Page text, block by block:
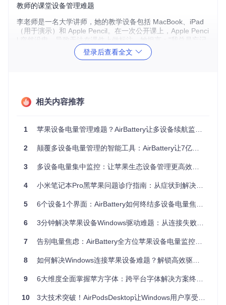
教师的课堂设备管理难题
李老师是一名大学讲师，她的教学设备包括 MacBook、iPad
（用于演示）和 Apple Pencil。在一次公开课上，Apple Penci
l 突然没电，导致无法在课件上做标注。她坦言："我总是忘记
检查这些辅助设备的电量，它们不像手机那样频繁提醒。"
的 MacBook 电量耗尽，无法现场查看 RAW 格式照片，不得
不提前结束拍摄。"如果当时能在一个屏幕上看到所有设备电
似"设备神经中枢"的系统，将分散的电量信息整合为统一的可
的全流程管理。
设备感知层
蓝牙低功耗（BLE）实时监测
本地网络设备发现机制
支持 iDevice 专用协议
第三方配件电量读取
电量数据聚合
登录后查看全文
相关内容推荐
1 苹果设备电量管理难题？AirBattery让多设备续航监控一步到位
2 颠覆多设备电量管理的智能工具：AirBattery让7亿苹果用户告别电量焦虑
3 多设备电量集中监控：让苹果生态设备管理更高效，告别电量焦虑
4 小米笔记本Pro黑苹果问题诊疗指南：从症状到解决方案
5 6个设备1个界面：AirBattery如何终结多设备电量焦虑？
6 3分钟解决苹果设备Windows驱动难题：从连接失败到高效办公的转型方案
7 告别电量焦虑：AirBattery全方位苹果设备电量监控工具深度评测
8 如何解决Windows连接苹果设备难题？解锁高效驱动安装新方案
9 6大维度全面掌握苹方字体：跨平台字体解决方案终极指南
10 3大技术突破！AirPodsDesktop让Windows用户享受苹果级耳机体验